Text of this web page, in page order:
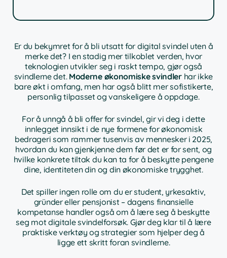
Er du bekymret for å bli utsatt for digital svindel uten å
merke det? I en stadig mer tilkoblet verden, hvor
teknologien utvikler seg i raskt tempo, gjør også
svindlerne det. Moderne økonomiske svindler har ikke
bare økt i omfang, men har også blitt mer sofistikerte,
personlig tilpasset og vanskeligere å oppdage.
For å unngå å bli offer for svindel, gir vi deg i dette
innlegget innsikt i de nye formene for økonomisk
bedrageri som rammer tusenvis av mennesker i 2025,
hvordan du kan gjenkjenne dem før det er for sent, og
hvilke konkrete tiltak du kan ta for å beskytte pengene
dine, identiteten din og din økonomiske trygghet.
Det spiller ingen rolle om du er student, yrkesaktiv,
gründer eller pensjonist – dagens finansielle
kompetanse handler også om å lære seg å beskytte
seg mot digitale svindelforsøk. Gjør deg klar til å lære
praktiske verktøy og strategier som hjelper deg å
ligge ett skritt foran svindlerne.